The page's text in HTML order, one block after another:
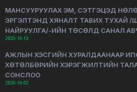
МАНСУУРУУЛАХ ЭМ, СЭТГЭЦЭД
ЭРГЭЛТЭНД ХЯНАЛТ ТАВИХ ТУХАЙ /
НАЙРУУЛГА/-ИЙН ТӨСӨЛД САНАЛ
2025-10-13
АЖЛЫН ХЭСГИЙН ХУРАЛДААНААР
ХӨТӨЛБӨРИЙН ХЭРЭГЖИЛТИЙН
СОНСЛОО
2025-10-02